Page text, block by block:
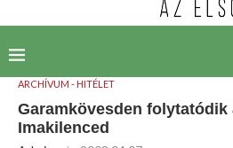
ARCHÍVUM - HITÉLET
Garamkövesden folytatódik
Imakilenced